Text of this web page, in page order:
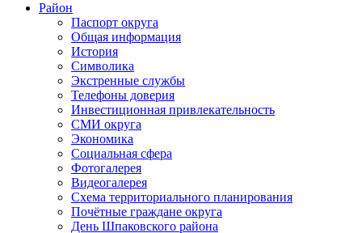
Район
Паспорт округа
Общая информация
История
Символика
Экстренные службы
Телефоны доверия
Инвестиционная привлекательность
СМИ округа
Экономика
Социальная сфера
Фотогалерея
Видеогалерея
Схема территориального планирования
Почётные граждане округа
День Шпаковского района